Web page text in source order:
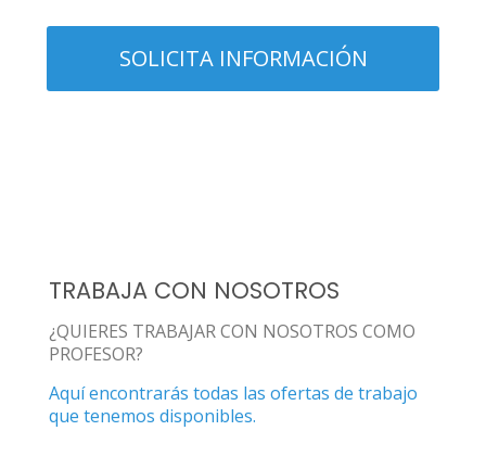
TRABAJA CON NOSOTROS
¿QUIERES TRABAJAR CON NOSOTROS COMO
PROFESOR?
Aquí encontrarás todas las ofertas de trabajo
que tenemos disponibles.